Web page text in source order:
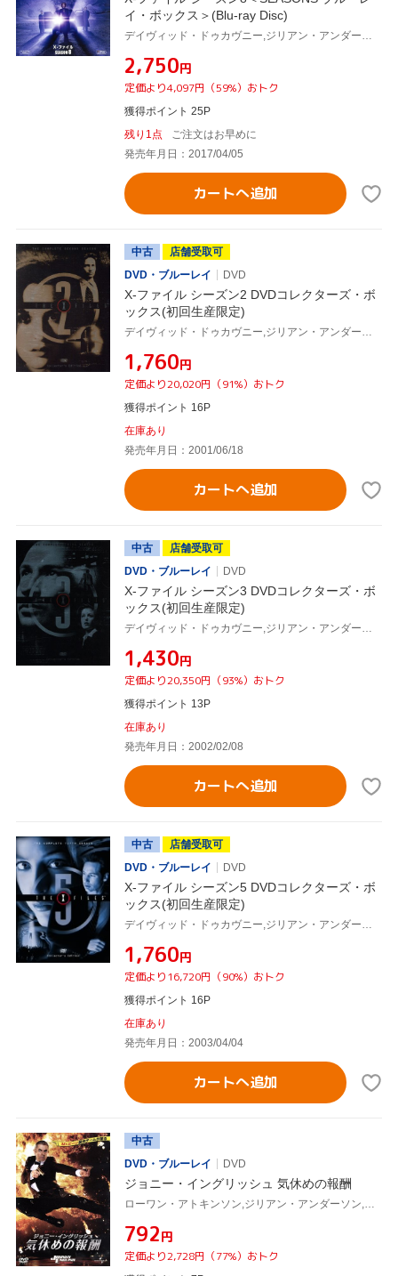
イ・ボックス＞(Blu-ray Disc)
デイヴィッド・ドゥカヴニー,ジリアン・アンダーソン,ロバート・パトリック
¥2,750円
定価より4,097円（59%）おトク
獲得ポイント 25P
残り1点
ご注文はお早めに
発売年月日：2017/04/05
カートへ追加
中古
店舗受取可
DVD・ブルーレイ
DVD
X-ファイル シーズン2 DVDコレクターズ・ボ
ックス(初回生産限定)
デイヴィッド・ドゥカヴニー,ジリアン・アンダーソン,クリス・カーター(製作総指揮)
¥1,760円
定価より20,020円（91%）おトク
獲得ポイント 16P
在庫あり
発売年月日：2001/06/18
カートへ追加
中古
店舗受取可
DVD・ブルーレイ
DVD
X-ファイル シーズン3 DVDコレクターズ・ボ
ックス(初回生産限定)
デイヴィッド・ドゥカヴニー,ジリアン・アンダーソン,クリス・カーター(製作総指揮)
¥1,430円
定価より20,350円（93%）おトク
獲得ポイント 13P
在庫あり
発売年月日：2002/02/08
カートへ追加
中古
店舗受取可
DVD・ブルーレイ
DVD
X-ファイル シーズン5 DVDコレクターズ・ボ
ックス(初回生産限定)
デイヴィッド・ドゥカヴニー,ジリアン・アンダーソン,クリス・カーター(製作総指揮)
¥1,760円
定価より16,720円（90%）おトク
獲得ポイント 16P
在庫あり
発売年月日：2003/04/04
カートへ追加
中古
DVD・ブルーレイ
DVD
ジョニー・イングリッシュ 気休めの報酬
ローワン・アトキンソン,ジリアン・アンダーソン,ドミニク・ウェスト,オリヴァー・パーカー(監督)
¥792円
定価より2,728円（77%）おトク